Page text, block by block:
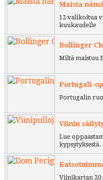
Maista
12 valikoitua
kuukaudelle
Bollinger
Miltä maistuu
Portugali-
Portugalin
Viinin
Lue
kypsytyksestä.
Viinikartan 20